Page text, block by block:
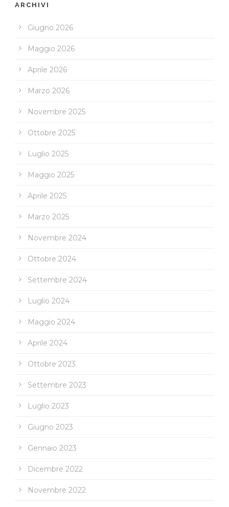
ARCHIVI
Giugno 2026
Maggio 2026
Aprile 2026
Marzo 2026
Novembre 2025
Ottobre 2025
Luglio 2025
Maggio 2025
Aprile 2025
Marzo 2025
Novembre 2024
Ottobre 2024
Settembre 2024
Luglio 2024
Maggio 2024
Aprile 2024
Ottobre 2023
Settembre 2023
Luglio 2023
Giugno 2023
Gennaio 2023
Dicembre 2022
Novembre 2022